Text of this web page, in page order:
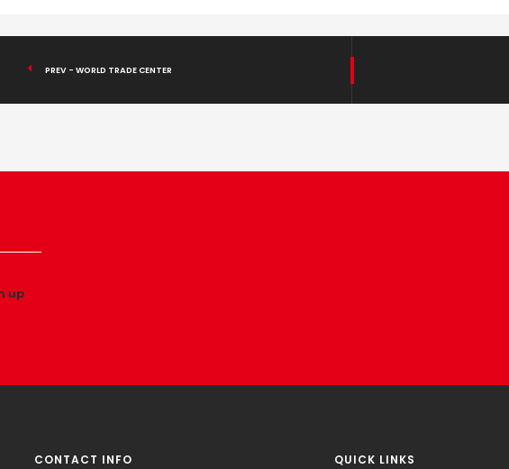
PREV - WORLD TRADE CENTER
up
CONTACT INFO QUICK LINKS